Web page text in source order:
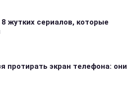
жутких сериалов, которые
протирать экран телефона: они